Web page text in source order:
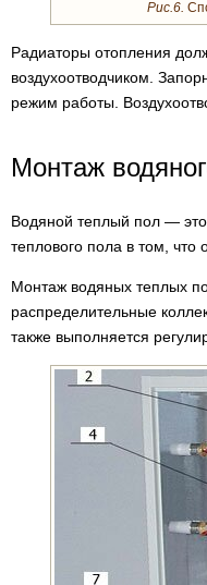
Рис.6.
Радиаторы отопления
воздухоотводчиком.
режим работы.
Монтаж
Водяной теплый пол —
теплового пола в том,
Монтаж водяных теплых
распределительные
также выполняется